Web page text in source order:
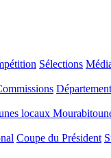
Sélections
locaux
Coupe du Président